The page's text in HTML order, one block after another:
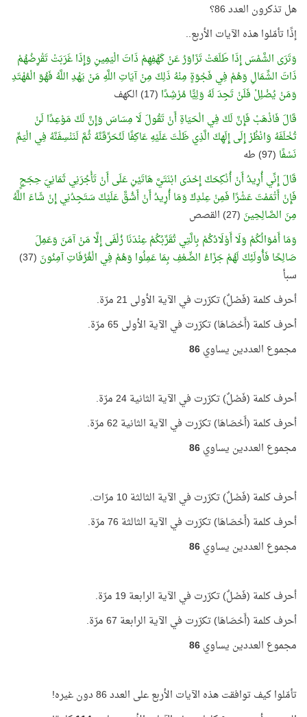
هل تذكرون العدد 86؟
إذًا تأمّلوا هذه الآيات الأربع..
وَتَرَى الشَّمْسَ إِذَا طَلَعَتْ تَزَاوَرُ عَنْ كَهْفِهِمْ ذَاتَ الْيَمِينِ وَإِذَا غَرَبَتْ تَقْرِضُهُمْ
ذَاتَ الشِّمَالِ وَهُمْ فِي فَجْوَةٍ مِنْهُ ذَلِكَ مِنْ آيَاتِ اللَّهِ مَنْ يَهْدِ اللَّهُ فَهُوَ الْمُهْتَدِ
وَمَنْ يُضْلِلْ فَلَنْ تَجِدَ لَهُ وَلِيًّا مُرْشِدًا (17) الكهف
قَالَ فَاذْهَبْ فَإِنَّ لَكَ فِي الْحَيَاةِ أَنْ تَقُولَ لَا مِسَاسَ وَإِنَّ لَكَ مَوْعِدًا لَنْ
تُخْلَفَهُ وَانْظُرْ إِلَى إِلَهِكَ الَّذِي ظَلْتَ عَلَيْهِ عَاكِفًا لَنُحَرِّقَنَّهُ ثُمَّ لَنَنْسِفَنَّهُ فِي الْيَمِّ
نَسْفًا (97) طه
قَالَ إِنِّي أُرِيدُ أَنْ أُنْكِحَكَ إِحْدَى ابْنَتَيَّ هَاتَيْنِ عَلَى أَنْ تَأْجُرَنِي ثَمَانِيَ حِجَجٍ
فَإِنْ أَتْمَمْتَ عَشْرًا فَمِنْ عِنْدِكَ وَمَا أُرِيدُ أَنْ أَشُقَّ عَلَيْكَ سَتَجِدُنِي إِنْ شَاءَ اللَّهُ
مِنَ الصَّالِحِينَ (27) القصص
وَمَا أَمْوَالُكُمْ وَلَا أَوْلَادُكُمْ بِالَّتِي تُقَرِّبُكُمْ عِنْدَنَا زُلْفَى إِلَّا مَنْ آمَنَ وَعَمِلَ
صَالِحًا فَأُولَئِكَ لَهُمْ جَزَاءُ الضِّعْفِ بِمَا عَمِلُوا وَهُمْ فِي الْغُرُفَاتِ آمِنُونَ
(37)
سبأ
أحرف كلمة (فَصْلٌ) تكرّرت في الآية الأولى 21 مرّة.
أحرف كلمة (أَحْصَاهَا) تكرّرت في الآية الأولى 65 مرّة.
مجموع العددين يساوي86
أحرف كلمة (فَصْلٌ) تكرّرت في الآية الثانية 24 مرّة.
أحرف كلمة (أَحْصَاهَا) تكرّرت في الآية الثانية 62 مرّة.
مجموع العددين يساوي86
أحرف كلمة (فَصْلٌ) تكرّرت في الآية الثالثة 10 مرّات.
أحرف كلمة (أَحْصَاهَا) تكرّرت في الآية الثالثة 76 مرّة.
مجموع العددين يساوي86
أحرف كلمة (فَصْلٌ) تكرّرت في الآية الرابعة 19 مرّة.
أحرف كلمة (أَحْصَاهَا) تكرّرت في الآية الرابعة 67 مرّة.
مجموع العددين يساوي86
تأمّلوا كيف توافقت هذه الآيات الأربع على العدد 86 دون غيره!